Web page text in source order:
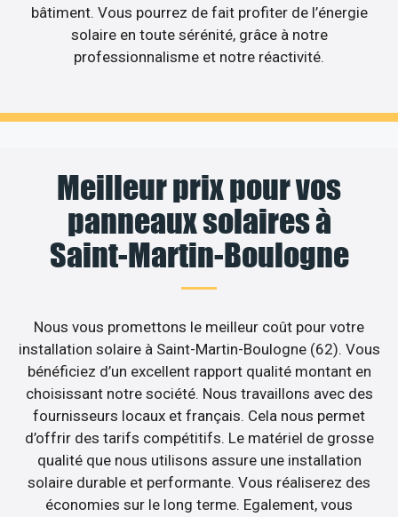
bâtiment. Vous pourrez de fait profiter de l’énergie
solaire en toute sérénité, grâce à notre
professionnalisme et notre réactivité.
Meilleur prix pour vos
panneaux solaires à
Saint-Martin-Boulogne
Nous vous promettons le meilleur coût pour votre
installation solaire à Saint-Martin-Boulogne (62). Vous
bénéficiez d’un excellent rapport qualité montant en
choisissant notre société. Nous travaillons avec des
fournisseurs locaux et français. Cela nous permet
d’offrir des tarifs compétitifs. Le matériel de grosse
qualité que nous utilisons assure une installation
solaire durable et performante. Vous réaliserez des
économies sur le long terme. Egalement, vous